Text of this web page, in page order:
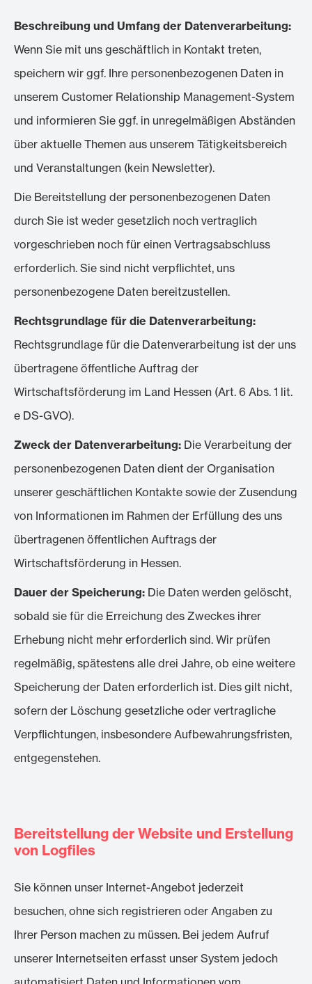
Beschreibung und Umfang der Datenverarbeitung:
Wenn Sie mit uns geschäftlich in Kontakt treten,
speichern wir ggf. Ihre personenbezogenen Daten in
unserem Customer Relationship Management-System
und informieren Sie ggf. in unregelmäßigen Abständen
über aktuelle Themen aus unserem Tätigkeitsbereich
und Veranstaltungen (kein Newsletter).
Die Bereitstellung der personenbezogenen Daten
durch Sie ist weder gesetzlich noch vertraglich
vorgeschrieben noch für einen Vertragsabschluss
erforderlich. Sie sind nicht verpflichtet, uns
personenbezogene Daten bereitzustellen.
Rechtsgrundlage für die Datenverarbeitung:
Rechtsgrundlage für die Datenverarbeitung ist der uns
übertragene öffentliche Auftrag der
Wirtschaftsförderung im Land Hessen (Art. 6 Abs. 1 lit.
e DS-GVO).
Zweck der Datenverarbeitung: Die Verarbeitung der
personenbezogenen Daten dient der Organisation
unserer geschäftlichen Kontakte sowie der Zusendung
von Informationen im Rahmen der Erfüllung des uns
übertragenen öffentlichen Auftrags der
Wirtschaftsförderung in Hessen.
Dauer der Speicherung: Die Daten werden gelöscht,
sobald sie für die Erreichung des Zweckes ihrer
Erhebung nicht mehr erforderlich sind. Wir prüfen
regelmäßig, spätestens alle drei Jahre, ob eine weitere
Speicherung der Daten erforderlich ist. Dies gilt nicht,
sofern der Löschung gesetzliche oder vertragliche
Verpflichtungen, insbesondere Aufbewahrungsfristen,
entgegenstehen.
Bereitstellung der Website und Erstellung
von Logfiles
Sie können unser Internet-Angebot jederzeit
besuchen, ohne sich registrieren oder Angaben zu
Ihrer Person machen zu müssen. Bei jedem Aufruf
unserer Internetseiten erfasst unser System jedoch